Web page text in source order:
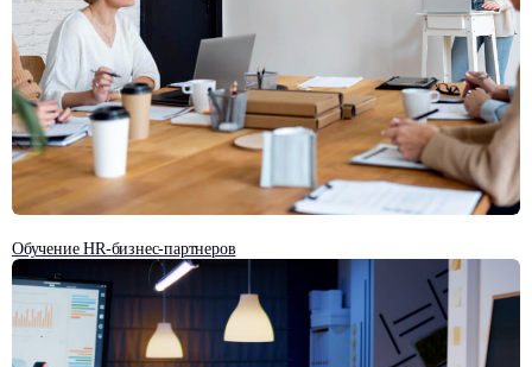
Обучение HR-бизнес-партнеров